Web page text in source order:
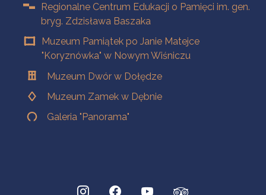
Regionalne Centrum Edukacji o Pamięci im. gen.
bryg. Zdzisława Baszaka
Muzeum Pamiątek po Janie Matejce
"Koryznówka" w Nowym Wiśniczu
Muzeum Dwór w Dołędze
Muzeum Zamek w Dębnie
Galeria "Panorama"